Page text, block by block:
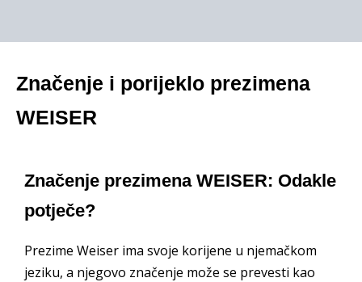
Značenje i porijeklo prezimena
WEISER
Značenje prezimena WEISER: Odakle
potječe?
Prezime Weiser ima svoje korijene u njemačkom
jeziku, a njegovo značenje može se prevesti kao